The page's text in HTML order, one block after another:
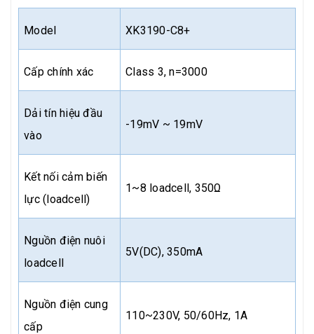
Model XK3190-C8+
Cấp chính xác Class 3, n=3000
Dải tín hiệu đầu
vào
-19mV ~ 19mV
Kết nối cảm biến
lực (loadcell)
1~8 loadcell, 350Ω
Nguồn điện nuôi
loadcell
5V(DC), 350mA
Nguồn điện cung
cấp
110~230V, 50/60Hz, 1A